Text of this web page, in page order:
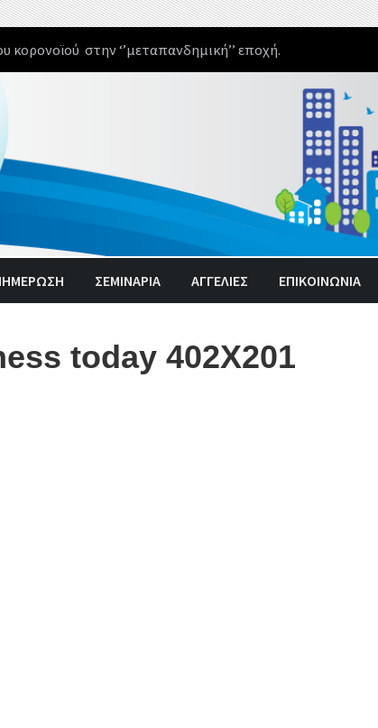
στην ‘’μεταπανδημική’’ εποχή.
ΣΕΜΙΝΑΡΙΑ ΑΓΓΕΛΊΕΣ ΕΠΙΚΟΙΝΩΝΙΑ
today 402X201